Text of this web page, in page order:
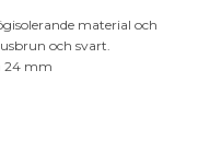
material och
och svart.
24 mm